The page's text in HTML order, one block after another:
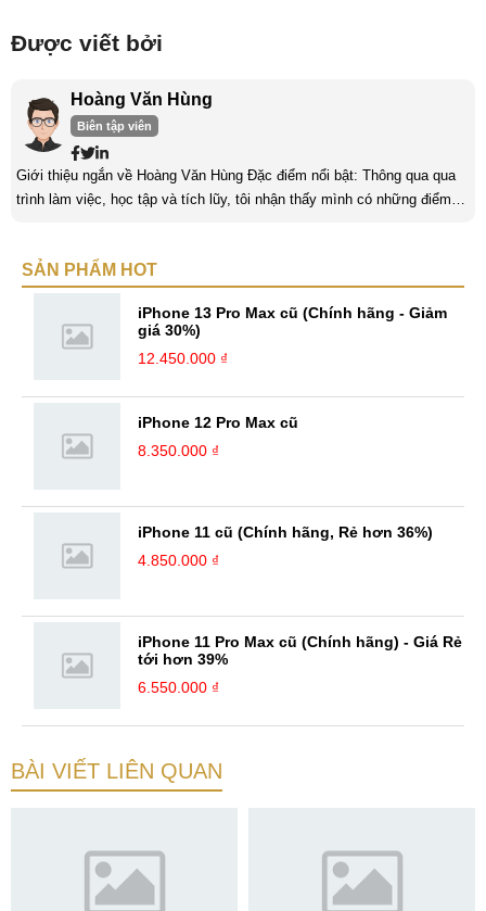
Được viết bởi
Hoàng Văn Hùng
Biên tập viên
Giới thiệu ngắn về Hoàng Văn Hùng Đặc điểm nổi bật: Thông qua qua
trình làm việc, học tập và tích lũy, tôi nhận thấy mình có những điểm
năng làm việc độc lập, làm việc nhóm tốt. Yêu thích chạy bộ, nghe
SẢN PHẨM HOT
iPhone 13 Pro Max cũ (Chính hãng - Giảm
giá 30%)
12.450.000 ₫
iPhone 12 Pro Max cũ
8.350.000 ₫
iPhone 11 cũ (Chính hãng, Rẻ hơn 36%)
4.850.000 ₫
iPhone 11 Pro Max cũ (Chính hãng) - Giá Rẻ
tới hơn 39%
6.550.000 ₫
BÀI VIẾT LIÊN QUAN